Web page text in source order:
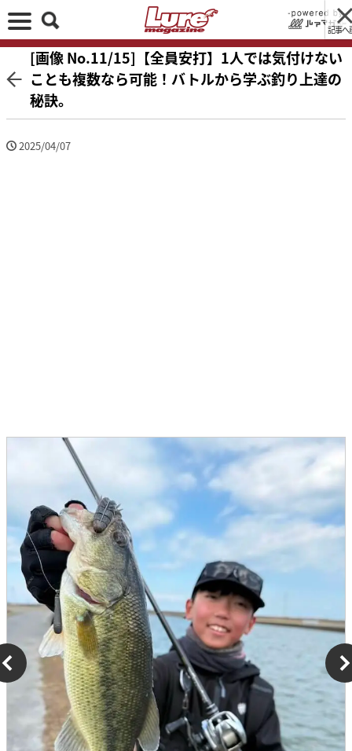
記事へ
[画像 No.11/15]【全員安打】1人では気付けない
ことも複数なら可能！バトルから学ぶ釣り上達の
秘訣。
2025/04/07